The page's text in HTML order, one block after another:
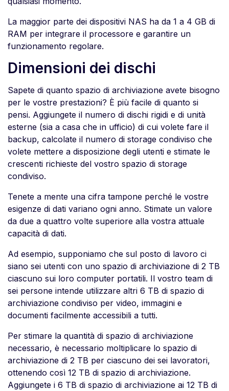
La maggior parte dei dispositivi NAS ha da 1 a 4 GB di
RAM per integrare il processore e garantire un
funzionamento regolare.
Dimensioni dei dischi
Sapete di quanto spazio di archiviazione avete bisogno
per le vostre prestazioni? È più facile di quanto si
pensi. Aggiungete il numero di dischi rigidi e di unità
esterne (sia a casa che in ufficio) di cui volete fare il
backup, calcolate il numero di storage condiviso che
volete mettere a disposizione degli utenti e stimate le
crescenti richieste del vostro spazio di storage
condiviso.
Tenete a mente una cifra tampone perché le vostre
esigenze di dati variano ogni anno. Stimate un valore
da due a quattro volte superiore alla vostra attuale
capacità di dati.
Ad esempio, supponiamo che sul posto di lavoro ci
siano sei utenti con uno spazio di archiviazione di 2 TB
ciascuno sui loro computer portatili. Il vostro team di
sei persone intende utilizzare altri 6 TB di spazio di
archiviazione condiviso per video, immagini e
documenti facilmente accessibili a tutti.
Per stimare la quantità di spazio di archiviazione
necessario, è necessario moltiplicare lo spazio di
archiviazione di 2 TB per ciascuno dei sei lavoratori,
ottenendo così 12 TB di spazio di archiviazione.
Aggiungete i 6 TB di spazio di archiviazione ai 12 TB di